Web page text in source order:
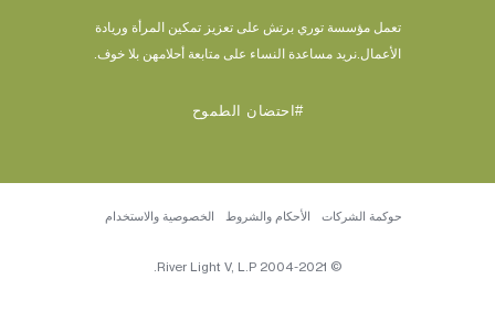
تعمل مؤسسة توري برتش على تعزيز تمكين المرأة وريادة
الأعمال. نريد مساعدة النساء على متابعة أحلامهن بلا خوف.
#احتضان الطموح
© 2004-2021 River Light V, L.P.
حوكمة الشركات الأحكام والشروط الخصوصية والاستخدام